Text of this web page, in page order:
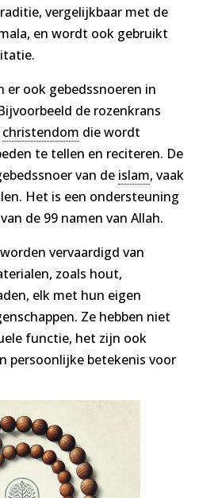
vergelijkbaar met de
en wordt ook gebruikt
er ook gebedssnoeren in
de rozenkrans
christendom die wordt
te tellen en reciteren. De
van de islam, vaak
Het is een ondersteuning
de 99 namen van Allah.
vervaardigd van
zoals hout,
elk met hun eigen
Ze hebben niet
functie, het zijn ook
persoonlijke betekenis voor